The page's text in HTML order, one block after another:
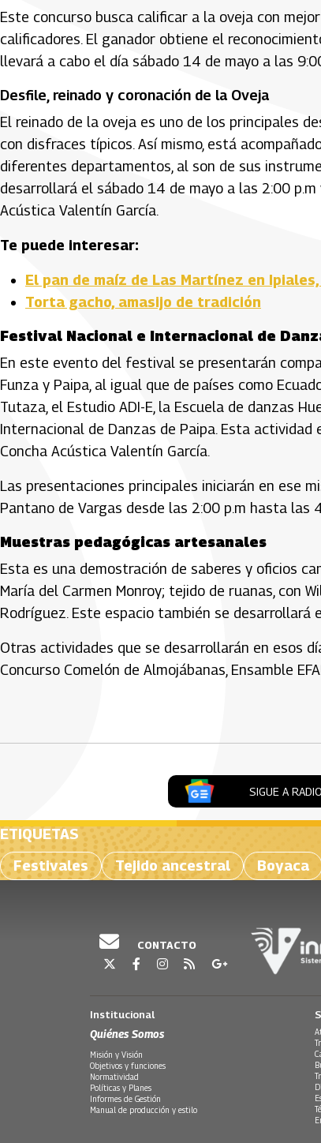
Este concurso busca calificar a la oveja con
calificadores. El ganador obtiene el
llevará a cabo el día sábado 14 de mayo a las
Desfile, reinado y coronación de la Oveja
El reinado de la oveja es uno de los principales
con disfraces típicos. Así mismo, está
diferentes departamentos, al son de sus
desarrollará el sábado 14 de mayo a las 2:00
Acústica Valentín García.
Te puede interesar:
El pan de maíz de Las Martínez en
Torta gacho, amasijo de tradición
Festival Nacional e Internacional de
En este evento del festival se presentarán
Funza y Paipa, al igual que de países como
Tutaza, el Estudio ADI-E, la Escuela de danzas
Internacional de Danzas de Paipa. Esta
Concha Acústica Valentín García.
Las presentaciones principales iniciarán en ese
Pantano de Vargas desde las 2:00 p.m hasta las
Muestras pedagógicas artesanales
Esta es una demostración de saberes y oficios
María del Carmen Monroy; tejido de ruanas, con
Rodríguez. Este espacio también se desarrollará
Otras actividades que se desarrollarán en esos
Concurso Comelón de Almojábanas, Ensamble
SIGUE A
ETIQUETAS
Festivales
Tejido ancestral Boyaca
CONTACTO
Institucional
Quiénes Somos
Misión y Visión
Objetivos y funciones
Normatividad
Políticas y Planes
Informes de Gestión
Manual de producción y estilo